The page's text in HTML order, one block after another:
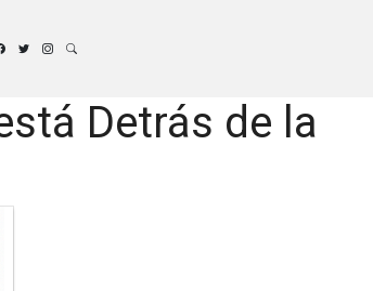
Detrás de la